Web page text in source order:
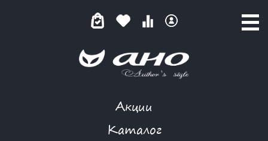
Акции
Каталог
ИЗУМРУДНЫЙ БЛЕСК